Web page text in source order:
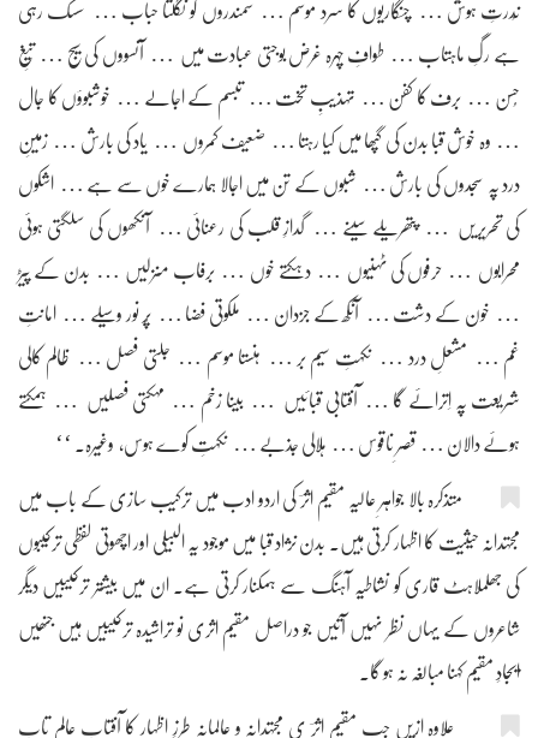
نُدرتِ ہوش … چنگاریوں کا سرد موسم … سمندروں کو نگلتا حباب … سسک رہی
ہے رگِ ماہتاب … طوافِ چہرہ غرض بوجتی عبادت میں … آنسووں کی سیج … تیغِ
حُسن … برف کا کفن … تہذیبِ تخت … تبسم کے اجالے … خوشبوؤں کا جال
… وہ خوش قبا بدن کی گپھا میں کیا رہتا … ضعیف کمروں … یاد کی بارش … زمینِ
درد پہ سجدوں کی بارش … شبوں کے تن میں اجالا ہمارے خوں سے ہے … اشکوں
کی تحریریں … پتھریلے سینے … گدازِ قلب کی رعنائی … آنکھوں کی سلگتی ہوئی
محرابوں … حرفوں کی ٹہنیوں … دہکتے خوں … برفاب منزلیں … بدن کے پیڑ
… خون کے دشت … آنکھ کے جزدان … ملکوتی فضا … پُر نور وسیلے … امانتِ
غم … مشعلِ درد … نکہتِ سیم بر … ہنستا موسم … جلتی فصل … ظالم کالی
شریعت پہ اِترائے گا … آفتابی قبائیں … بیٖنا زخم … مہکتی فصلیں … ہمکتے
ہوئے دالان … قصرِ ناقوس … ہلالی جذبے … نکہتِ کوے ہوس، وغیرہ۔ ‘‘
متذکرہ بالا جواہرِ عالیہ مقیم اثرؔ کی اردو ادب میں ترکیب سازی کے باب میں
مجتہدانہ حیثیت کا اظہار کرتی ہیں۔ بدن نژاد قبا میں موجود یہ البیلی اور اچھوتی لفظی ترکیبوں
کی جھلملاہٹ قاری کو نشاطیہ آہنگ سے ہمکنار کرتی ہے۔ ان میں بیشتر ترکیبیں دیگر
شاعروں کے یہاں نظر نہیں آتیں جو دراصل مقیم اثری نو تراشیدہ ترکیبیں ہیں جنھیں
ایجادِ مقیم کہنا مبالغہ نہ ہو گا۔
علاوہ ازیں جب مقیم اثرؔ ی مجتہدانہ و عالمانہ طرزِ اظہار کا آفتابِ عالم تاب